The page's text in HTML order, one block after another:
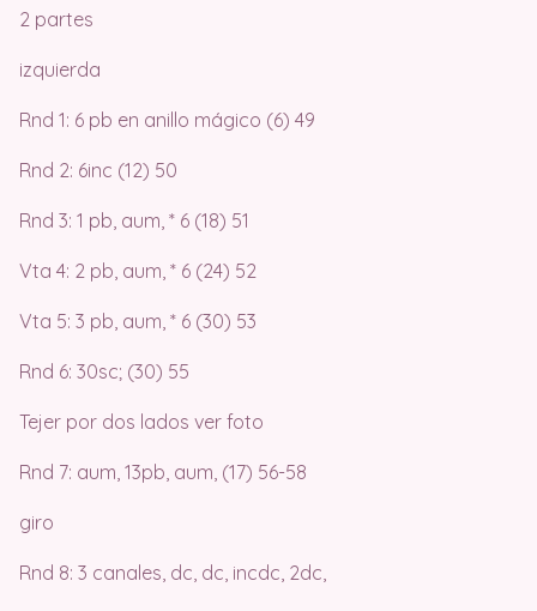
2 partes
izquierda
Rnd 1: 6 pb en anillo mágico (6) 49
Rnd 2: 6inc (12) 50
Rnd 3: 1 pb, aum, * 6 (18) 51
Vta 4: 2 pb, aum, * 6 (24) 52
Vta 5: 3 pb, aum, * 6 (30) 53
Rnd 6: 30sc; (30) 55
Tejer por dos lados ver foto
Rnd 7: aum, 13pb, aum, (17) 56-58
giro
Rnd 8: 3 canales, dc, dc, incdc, 2dc,